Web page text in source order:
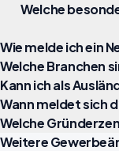
Welche
Wie melde ich ein
Welche Branchen
Kann ich als
Wann meldet sich
Welche
Weitere